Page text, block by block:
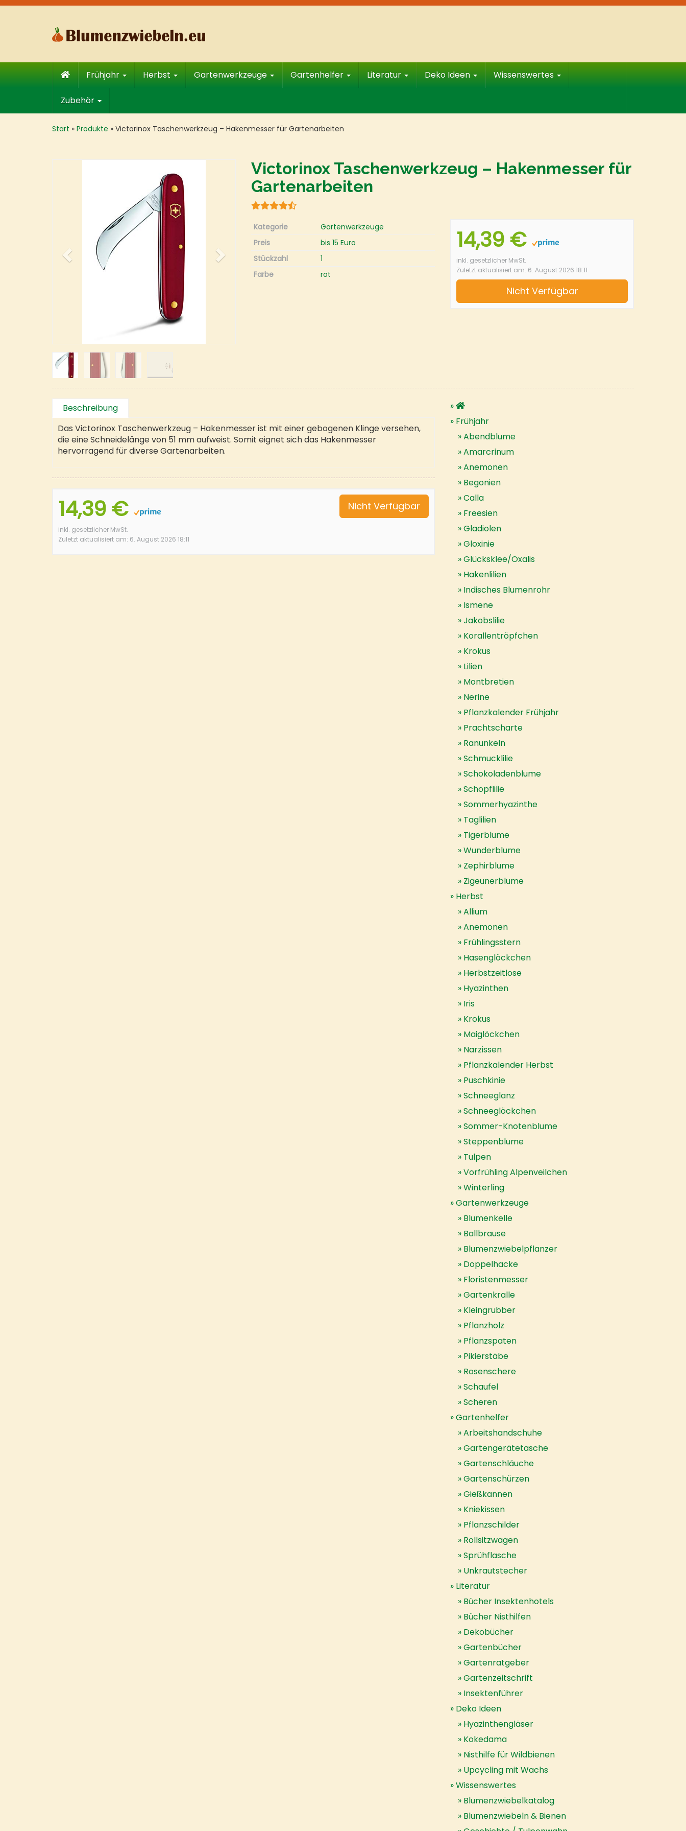
Skip
Frühjahr Herbst Gartenwerkzeuge Gartenhelfer Literatur Deko Ideen Wissenswertes
Zubehör
Start » Produkte » Victorinox Taschenwerkzeug – Hakenmesser für Gartenarbeiten
Victorinox Taschenwerkzeug – Hakenmesser für
Gartenarbeiten
14,39 €
inkl. gesetzlicher MwSt.
Zuletzt aktualisiert am: 6. August 2026 18:11
Nicht Verfügbar
Kategorie
Gartenwerkzeuge
Preis
bis 15 Euro
Stückzahl
1
Farbe
rot
Beschreibung
Das Victorinox Taschenwerkzeug – Hakenmesser ist mit einer gebogenen Klinge versehen,
die eine Schneidelänge von 51 mm aufweist. Somit eignet sich das Hakenmesser
hervorragend für diverse Gartenarbeiten.
14,39 €
inkl. gesetzlicher MwSt.
Zuletzt aktualisiert am: 6. August 2026 18:11
Nicht Verfügbar
Frühjahr
Abendblume
Amarcrinum
Anemonen
Begonien
Calla
Freesien
Gladiolen
Gloxinie
Glücksklee/Oxalis
Hakenlilien
Indisches Blumenrohr
Ismene
Jakobslilie
Korallentröpfchen
Krokus
Lilien
Montbretien
Nerine
Pflanzkalender Frühjahr
Prachtscharte
Ranunkeln
Schmucklilie
Schokoladenblume
Schopflilie
Sommerhyazinthe
Taglilien
Tigerblume
Wunderblume
Zephirblume
Zigeunerblume
Herbst
Allium
Anemonen
Frühlingsstern
Hasenglöckchen
Herbstzeitlose
Hyazinthen
Iris
Krokus
Maiglöckchen
Narzissen
Pflanzkalender Herbst
Puschkinie
Schneeglanz
Schneeglöckchen
Sommer-Knotenblume
Steppenblume
Tulpen
Vorfrühling Alpenveilchen
Winterling
Gartenwerkzeuge
Blumenkelle
Ballbrause
Blumenzwiebelpflanzer
Doppelhacke
Floristenmesser
Gartenkralle
Kleingrubber
Pflanzholz
Pflanzspaten
Pikierstäbe
Rosenschere
Schaufel
Scheren
Gartenhelfer
Arbeitshandschuhe
Gartengerätetasche
Gartenschläuche
Gartenschürzen
Gießkannen
Kniekissen
Pflanzschilder
Rollsitzwagen
Sprühflasche
Unkrautstecher
Literatur
Bücher Insektenhotels
Bücher Nisthilfen
Dekobücher
Gartenbücher
Gartenratgeber
Gartenzeitschrift
Insektenführer
Deko Ideen
Hyazinthengläser
Kokedama
Nisthilfe für Wildbienen
Upcycling mit Wachs
Wissenswertes
Blumenzwiebelkatalog
Blumenzwiebeln & Bienen